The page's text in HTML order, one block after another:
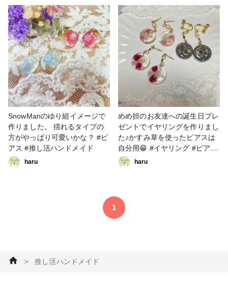
ンドメイド作家
SnowManのゆり組イメージで
作りました。 揺れるタイプの
方がやっぱり可愛いかな？ #ピ
アス #推し活ハンドメイド
haru
めめ担のお友達への誕生日プレ
ゼントでイヤリングを作りまし
た♪かすみ草を使ったピアスは
自分用😁 #イヤリング #ピアス
#推し活ハンドメイド
haru
1
＞ 推し活ハンドメイド